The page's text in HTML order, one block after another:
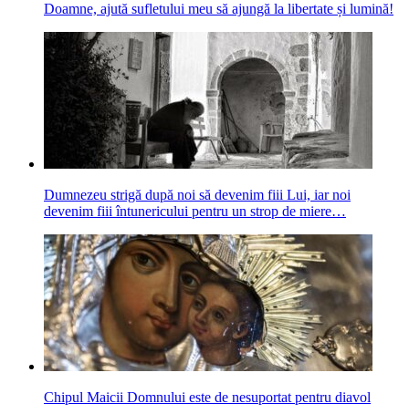
Doamne, ajută sufletului meu să ajungă la libertate și lumină!
Dumnezeu strigă după noi să devenim fiii Lui, iar noi
devenim fiii întunericului pentru un strop de miere…
Chipul Maicii Domnului este de nesuportat pentru diavol